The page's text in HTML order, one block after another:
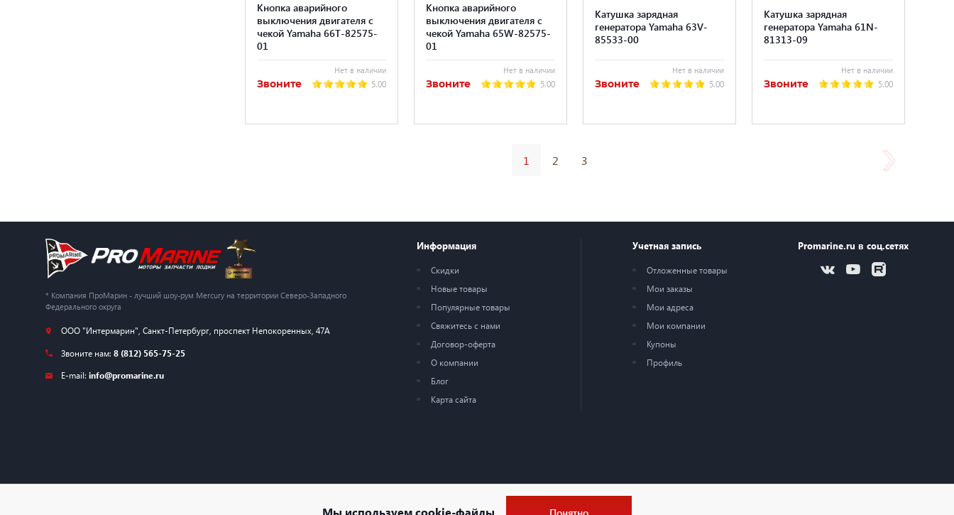
Кнопка аварийного
выключения двигателя с
чекой Yamaha 66T-82575-
01
Нет в наличии
Звоните 5.00
Кнопка аварийного
выключения двигателя с
чекой Yamaha 65W-82575-
01
Нет в наличии
Звоните 5.00
Катушка зарядная
генератора Yamaha 63V-
85533-00
Нет в наличии
Звоните 5.00
Катушка зарядная
генератора Yamaha 61N-
81313-09
Нет в наличии
Звоните 5.00
1 2 3
Мы используемcookie-файлы Понятно
* Компания ПроМарин - лучший шоу-рум Mercury на территории Северо-Западного
Федерального округа
ООО "Интермарин", Санкт-Петербург, проспект Непокоренных, 47А
Звоните нам: 8 (812) 565-75-25
E-mail: info@promarine.ru
Информация
Скидки
Новые товары
Популярные товары
Свяжитесь с нами
Договор-оферта
О компании
Блог
Карта сайта
Учетная запись
Отложенные товары
Мои заказы
Мои адреса
Мои компании
Купоны
Профиль
Promarine.ru в соц.сетях